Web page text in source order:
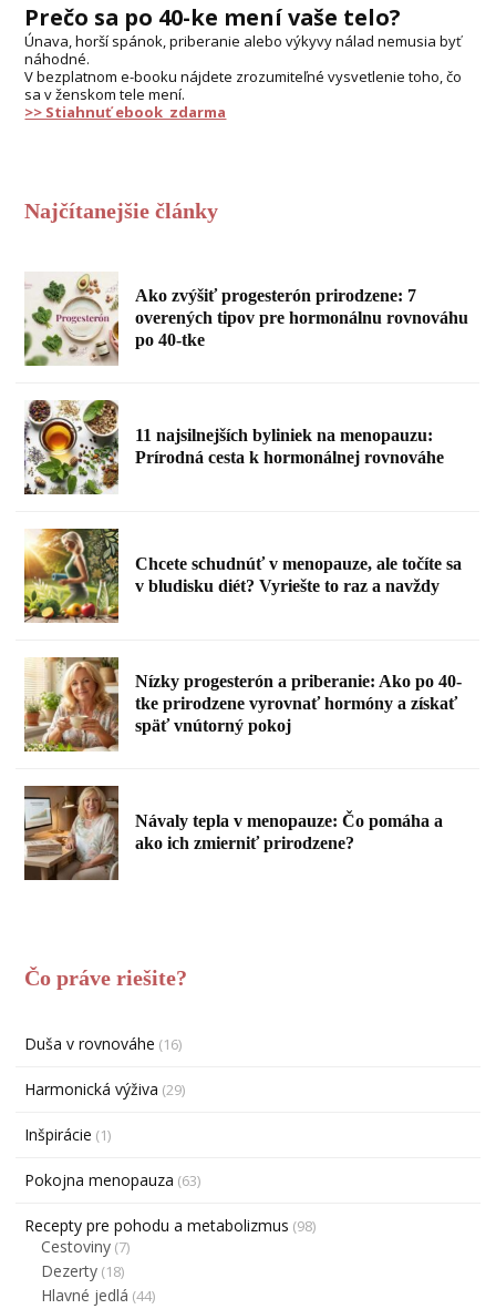
Prečo sa po 40-ke mení vaše telo?
Únava, horší spánok, priberanie alebo výkyvy nálad nemusia byť
náhodné.
V bezplatnom e-booku nájdete zrozumiteľné vysvetlenie toho, čo
sa v ženskom tele mení.
>> Stiahnuť ebook zdarma
Najčítanejšie články
Ako zvýšiť progesterón prirodzene: 7
overených tipov pre hormonálnu rovnováhu
po 40-tke
11 najsilnejších byliniek na menopauzu:
Prírodná cesta k hormonálnej rovnováhe
Chcete schudnúť v menopauze, ale točíte sa
v bludisku diét? Vyriešte to raz a navždy
Nízky progesterón a priberanie: Ako po 40-
tke prirodzene vyrovnať hormóny a získať
späť vnútorný pokoj
Návaly tepla v menopauze: Čo pomáha a
ako ich zmierniť prirodzene?
Čo práve riešite?
Duša v rovnováhe (16)
Harmonická výživa (29)
Inšpirácie (1)
Pokojna menopauza (63)
Recepty pre pohodu a metabolizmus (98)
Cestoviny (7)
Dezerty (18)
Hlavné jedlá (44)